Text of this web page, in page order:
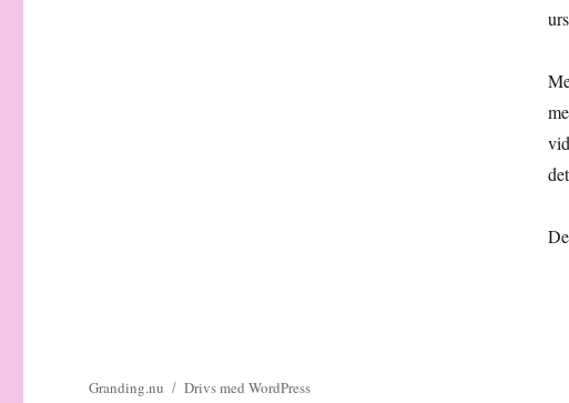
Granding.nu Drivs med WordPress